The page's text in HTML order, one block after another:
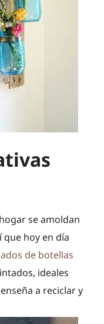
se amoldan
hoy en día
de botellas
ideales
a reciclar y